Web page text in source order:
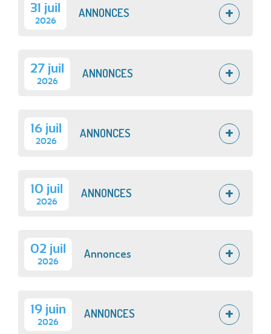
31 juil
2026
ANNONCES
27 juil
2026
ANNONCES
16 juil
2026
ANNONCES
10 juil
2026
ANNONCES
02 juil
2026
Annonces
19 juin
2026
ANNONCES